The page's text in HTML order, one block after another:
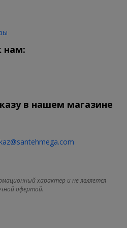
нам:
в нашем магазине
характер и не является
офертой.